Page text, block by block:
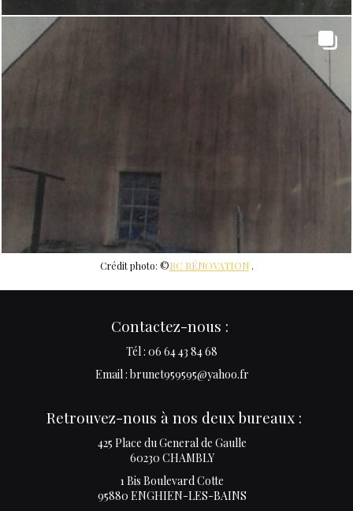
Crédit photo: ©BC RÉNOVATION.
Contactez-nous :
Tél : 06 64 43 84 68
Email : brunet959595@yahoo.fr
Retrouvez-nous à nos deux bureaux :
425 Place du General de Gaulle
60230 CHAMBLY
1 Bis Boulevard Cotte
95880 ENGHIEN-LES-BAINS